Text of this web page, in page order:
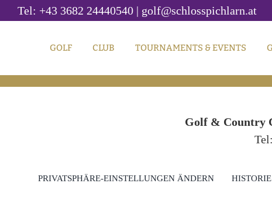
SkipTel: +43 3682 24440540 | golf@schlosspichlarn.at
GOLF CLUB TOURNAMENTS & EVENTS
Golf & Country
Tel:
PRIVATSPHÄRE-EINSTELLUNGEN ÄNDERN